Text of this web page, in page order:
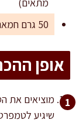
50 גרם חמאה (או 50 מ"ל שמן זית כתית לטבעונים)
אופן
מוציאים את
שיגיע